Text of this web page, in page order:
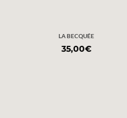
LA BECQUÉE
35,00€